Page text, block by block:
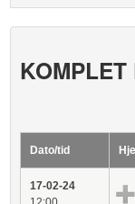
Dato/tid
17-02-24